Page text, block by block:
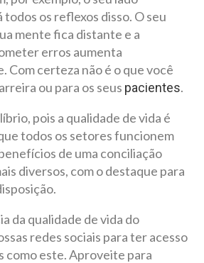
os reflexos disso. O seu
mente fica distante e a
erros aumenta
Com certeza não é o que você
ou para os seus pacientes.
pois a qualidade de vida é
todos os setores funcionem
de uma conciliação
diversos, com o destaque para
da qualidade de vida do
redes sociais para ter acesso
como este. Aproveite para